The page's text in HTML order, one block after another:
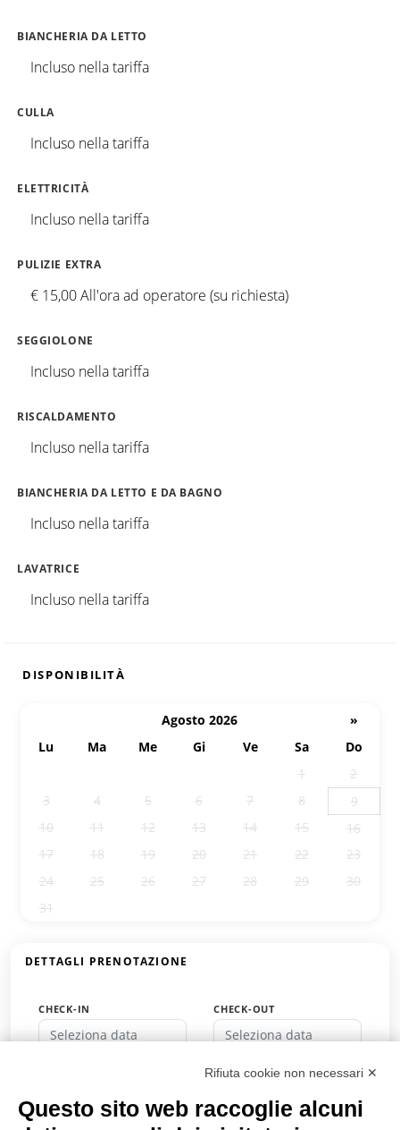
BIANCHERIA DA LETTO
Incluso nella tariffa
CULLA
Incluso nella tariffa
ELETTRICITÀ
Incluso nella tariffa
PULIZIE EXTRA
€ 15,00 All'ora ad operatore (su richiesta)
SEGGIOLONE
Incluso nella tariffa
RISCALDAMENTO
Incluso nella tariffa
BIANCHERIA DA LETTO E DA BAGNO
Incluso nella tariffa
LAVATRICE
Incluso nella tariffa
DISPONIBILITÀ
Agosto 2026
»
Lu
Ma Me Gi Ve Sa
Do
1
2
3
4 5 6 7 8
9
10
11 12 13 14 15
16
17
18 19 20 21 22
23
24
25 26 27 28 29
30
31
DETTAGLI PRENOTAZIONE
CHECK-IN CHECK-OUT
CODICE SCONTO
Rifiuta cookie non necessari ✕
Questo sito web raccoglie alcuni